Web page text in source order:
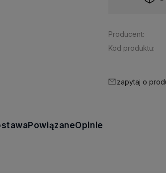
Producent:
Kod produktu:
zapytaj o
PowiązaneOpinie